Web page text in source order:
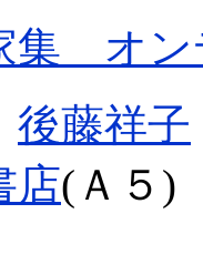
集 オン
後藤祥子
店(Ａ５)